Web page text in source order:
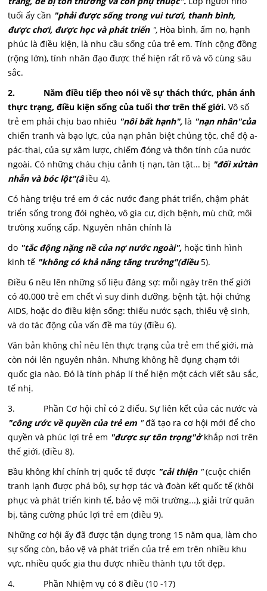
tuổi ấy cần "phải được sống trong vui tươi, thanh bình,
được chơi, được học và phát triển ", Hòa bình, ấm no, hạnh
phúc là điều kiện, là nhu cầu sống của trẻ em. Tính cộng đồng
(rộng lớn), tính nhân đạo được thể hiện rất rõ và vô cùng sâu
sắc.
2. Năm điều tiếp theo nói về sự thách thức, phản ánh
thực trạng, điều kiện sống của tuổi thơ trên thế giới.Vô số
trẻ em phải chịu bao nhiêu "nôi bất hạnh", là "nạn nhân"của
chiến tranh và bạo lực, của nạn phân biệt chủng tộc, chế độ a-
pác-thai, của sự xâm lược, chiếm đóng và thôn tính của nước
ngoài. Có những cháu chịu cảnh tị nạn, tàn tật... bị "đối xửtàn
nhẫn và bóc lột"(â iều 4).
Có hàng triệu trẻ em ở các nước đang phát triển, chậm phát
triển sống trong đói nghèo, vô gia cư, dịch bệnh, mù chữ, môi
trưòng xuống cấp. Nguyên nhân chính là
do "tắc động nặng nề của nợ nước ngoài", hoặc tình hình
kinh tế "không có khả năng tăng trưởng"(điều 5).
Điều 6 nêu lên những số liệu đáng sợ: mỗi ngày trên thế giới
có 40.000 trẻ em chết vì suy dinh dưỡng, bệnh tật, hội chứng
AIDS, hoặc do điều kiện sống: thiếu nước sạch, thiếu vệ sinh,
và do tác động của vấn đề ma túy (điều 6).
Văn bản không chỉ nêu lên thực trạng của trẻ em thế giới, mà
còn nói lên nguyên nhân. Nhưng không hề đụng chạm tới
quốc gia nào. Đó là tính pháp lí thể hiện một cách viết sâu sắc,
tế nhị.
3. Phần Cơ hội chỉ có 2 điếu. Sự liên kết của các nước và
"công ước về quyền của trẻ em "đã tạo ra cơ hội mới để cho
quyền và phúc lợi trẻ em "được sự tôn trọng"ở khắp nơi trên
thế giới, (điều 8).
Bầu không khí chính trị quốc tế được "cải thiện "(cuộc chiến
tranh lạnh được phá bỏ), sự hợp tác và đoàn kết quốc tế (khôi
phục và phát triển kinh tế, bảo vệ môi trường...), giải trừ quân
bị, tăng cường phúc lợi trẻ em (điều 9).
Những cơ hội ấy đã được tận dụng trong 15 năm qua, làm cho
sự sống còn, bảo vệ và phát triển của trẻ em trên nhiều khu
vực, nhiều quốc gia thu được nhiều thành tựu tốt đẹp.
4. Phần Nhiệm vụ có 8 điều (10 -17)